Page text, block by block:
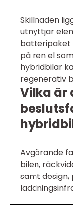
Skillnaden
utnyttjar
batteripaket
på ren el
hybridbilar
regenerativ
Vilka är
Avgörande
bilen,
samt